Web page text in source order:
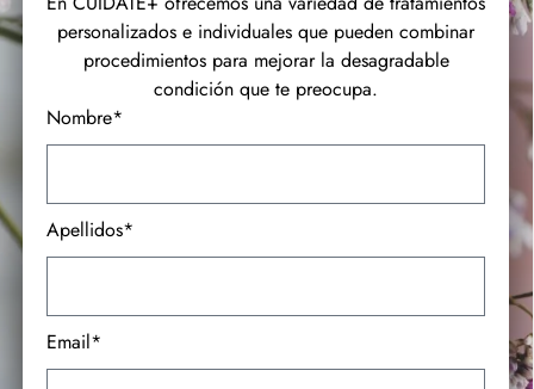
personalizados e individuales que pueden combinar
procedimientos para mejorar la desagradable
condición que te preocupa.
Nombre*
Apellidos*
Email*